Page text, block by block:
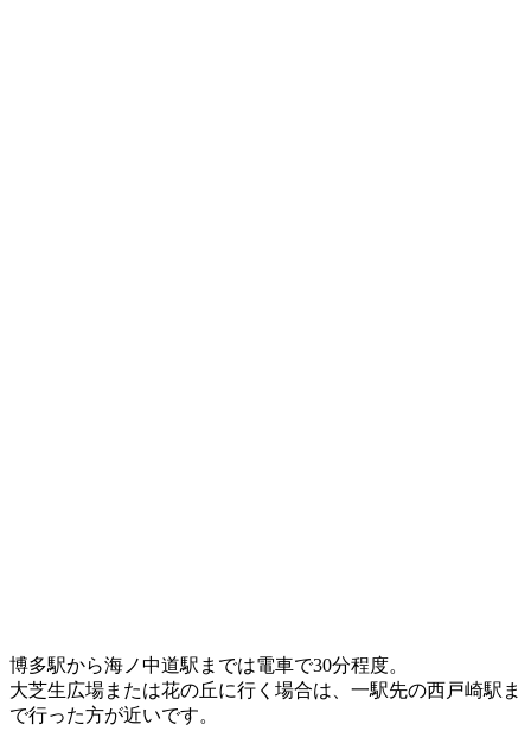
博多駅から海ノ中道駅までは電車で30分程度。
大芝生広場または花の丘に行く場合は、一駅先の西戸崎駅ま
で行った方が近いです。